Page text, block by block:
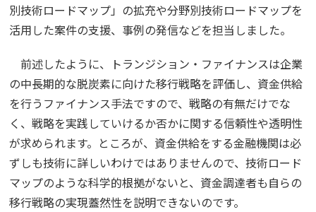
別技術ロードマップ」の拡充や分野別技術ロードマップを
活用した案件の支援、事例の発信などを担当しました。
前述したように、トランジション・ファイナンスは企業
の中長期的な脱炭素に向けた移行戦略を評価し、資金供給
を行うファイナンス手法ですので、戦略の有無だけでな
く、戦略を実践していけるか否かに関する信頼性や透明性
が求められます。ところが、資金供給をする金融機関は必
ずしも技術に詳しいわけではありませんので、技術ロード
マップのような科学的根拠がないと、資金調達者も自らの
移行戦略の実現蓋然性を説明できないのです。